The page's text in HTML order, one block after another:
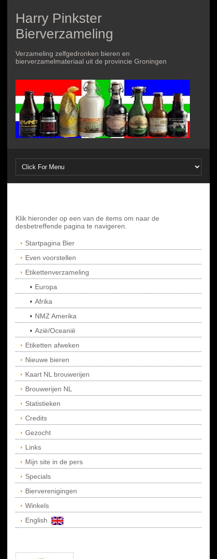
Harry Pinkster
Bierverzameling
Verzameling zelfgedronken bieren en
bierverzamelmateriaal uit de provincie Groningen
Klik hieronder op een van de items om naar de
desbetreffende pagina te navigeren.
Startpagina Bier
Even voorstellen
Etikettenverzameling
Europa
Afrika
NMZ Amerika
Azië/Oceanië
Etiketten afweken
Nieuwe bieren
Kaart NL brouwerijen
Brouwerijen NL
Statistieken
Credits
Gezocht
Links
Mijn site in de pers
Specials
Bierverenigingen
Winkels
English